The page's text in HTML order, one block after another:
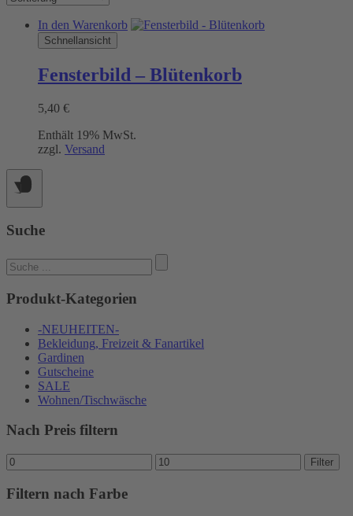
In den Warenkorb
Schnellansicht
Fensterbild – Blütenkorb
5,40 €
Enthält 19% MwSt.
zzgl. Versand
Suche
Suchen
nach:
Produkt-Kategorien
-NEUHEITEN-
Bekleidung, Freizeit & Fanartikel
Gardinen
Gutscheine
SALE
Wohnen/Tischwäsche
Nach Preis filtern
Min.
Preis
Max.
Preis
Filter
Filtern nach Farbe